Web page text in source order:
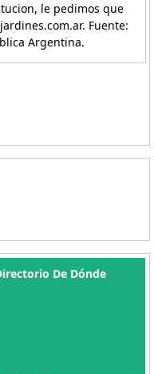
le pedimos que
Fuente:
Argentina.
De Dónde